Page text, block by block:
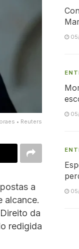
• Reuters
a
alcance.
da
redigida